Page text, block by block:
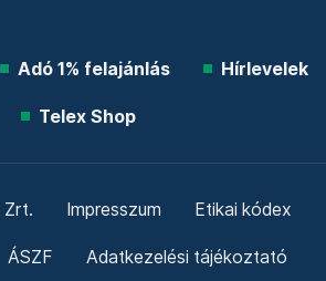
Adó 1% felajánlás Hírlevelek
Telex Shop
Zrt. Impresszum Etikai kódex
ÁSZF Adatkezelési tájékoztató